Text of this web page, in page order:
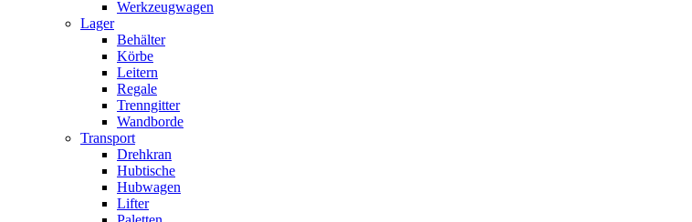
Werkzeugwagen
Lager
Behälter
Körbe
Leitern
Regale
Trenngitter
Wandborde
Transport
Drehkran
Hubtische
Hubwagen
Lifter